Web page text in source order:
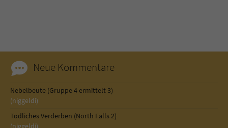
Neue Kommentare
Nebelbeute (Gruppe 4 ermittelt 3)
(niggeldi)
Tödliches Verderben (North Falls 2)
(niggeldi)